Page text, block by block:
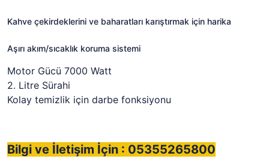
Kahve çekirdeklerini ve baharatları karıştırmak için harika
Aşırı akım/sıcaklık koruma sistemi
Motor Gücü 7000 Watt
2. Litre Sürahi
Kolay temizlik için darbe fonksiyonu
Bilgi ve İletişim İçin : 05355265800